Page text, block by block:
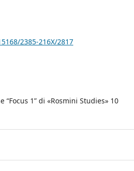
2385-216X/2817
1” di «Rosmini Studies» 10